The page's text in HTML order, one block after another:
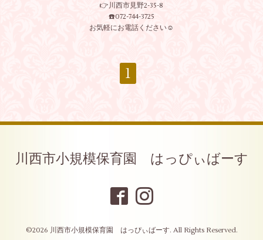
👉川西市見野2-35-8
☎️072-744-3725
お気軽にお電話ください☺️
1
川西市小規模保育園 はっぴぃばーす
©2026 川西市小規模保育園 はっぴぃばーす. All Rights Reserved.